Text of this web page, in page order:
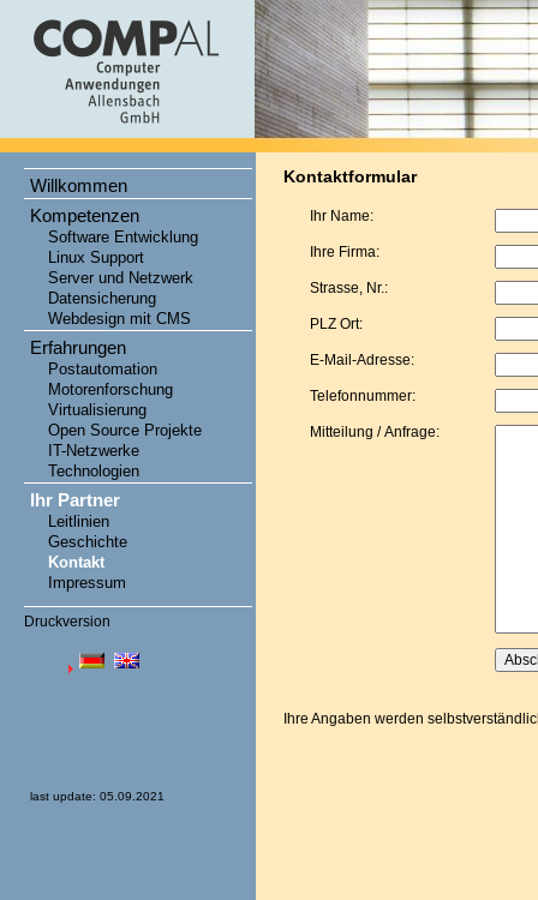
Willkommen
Kompetenzen
Software Entwicklung
Linux Support
Server und Netzwerk
Datensicherung
Webdesign mit CMS
Erfahrungen
Postautomation
Motorenforschung
Virtualisierung
Open Source Projekte
IT-Netzwerke
Technologien
Ihr Partner
Leitlinien
Geschichte
Kontakt
Impressum
Druckversion
Kontaktformular
Ihr Name:
Ihre Firma:
Strasse, Nr.:
PLZ Ort:
E-Mail-Adresse:
Telefonnummer:
Mitteilung / Anfrage:
Ihre Angaben werden
last update: 05.09.2021